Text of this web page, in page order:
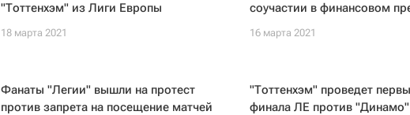
"Тоттенхэм" из Лиги Европы
18 марта 2021
соучастии в финансовом
16 марта 2021
Фанаты "Легии" вышли на протест
против запрета на посещение матчей
"Тоттенхэм" проведет
финала ЛЕ против